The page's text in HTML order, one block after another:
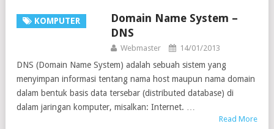
KOMPUTER
Domain Name System –
DNS
Webmaster 14/01/2013
DNS (Domain Name System) adalah sebuah sistem yang
menyimpan informasi tentang nama host maupun nama domain
dalam bentuk basis data tersebar (distributed database) di
dalam jaringan komputer, misalkan: Internet. …
Read More